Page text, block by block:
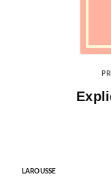
LAROUSSE